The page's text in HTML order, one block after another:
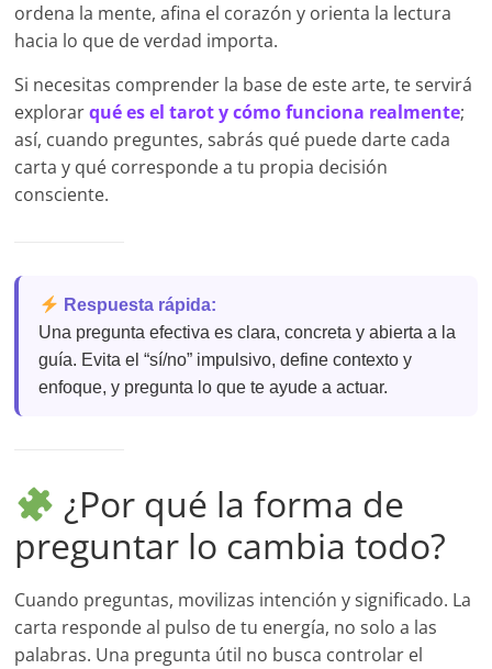
ordena la mente, afina el corazón y orienta la lectura
hacia lo que de verdad importa.
Si necesitas comprender la base de este arte, te servirá
explorarqué es el tarot y cómo funciona realmente;
así, cuando preguntes, sabrás qué puede darte cada
carta y qué corresponde a tu propia decisión
consciente.
Respuesta rápida:
Una pregunta efectiva es clara, concreta y abierta a la
guía. Evita el “sí/no” impulsivo, define contexto y
enfoque, y pregunta lo que te ayude a actuar.
¿Por qué la forma de
preguntar lo cambia todo?
Cuando preguntas, movilizas intención y significado. La
carta responde al pulso de tu energía, no solo a las
palabras. Una pregunta útil no busca controlar el